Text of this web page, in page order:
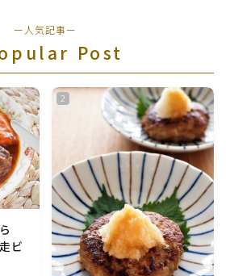
いわし・ホタテ貝柱・コーン
ィン・クリスマス・雛祭り・子
食・発酵食品
ー人気記事ー
Post
ビ